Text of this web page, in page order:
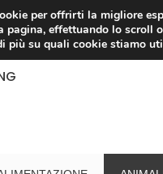
per offrirti la migliore
pagina, effettuando lo scroll
più su quali cookie stiamo